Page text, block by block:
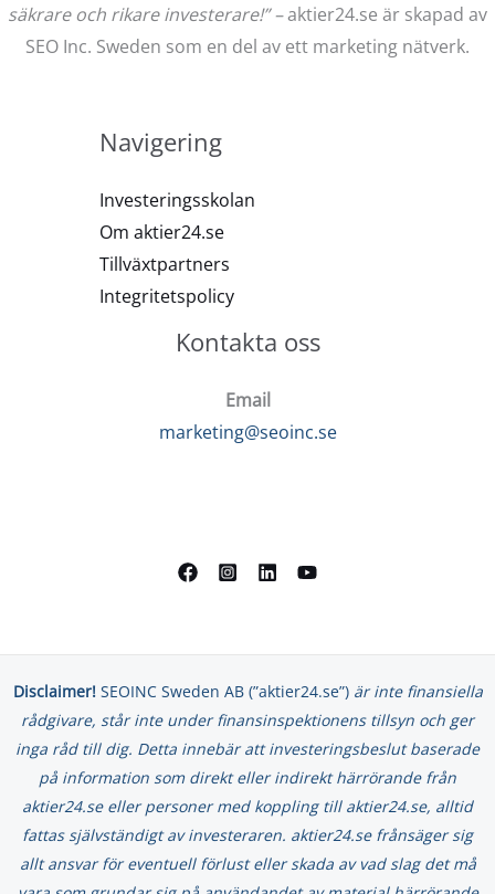
säkrare och rikare investerare!” –aktier24.se är skapad av
SEO Inc. Sweden som en del av ett marketing nätverk.
Navigering
Investeringsskolan
Om aktier24.se
Tillväxtpartners
Integritetspolicy
Kontakta oss
Email
marketing@seoinc.se
Disclaimer!SEOINC Sweden AB (”aktier24.se”) är inte finansiella
rådgivare, står inte under finansinspektionens tillsyn och ger
inga råd till dig. Detta innebär att investeringsbeslut baserade
på information som direkt eller indirekt härrörande från
aktier24.se eller personer med koppling till aktier24.se, alltid
fattas självständigt av investeraren. aktier24.se frånsäger sig
allt ansvar för eventuell förlust eller skada av vad slag det må